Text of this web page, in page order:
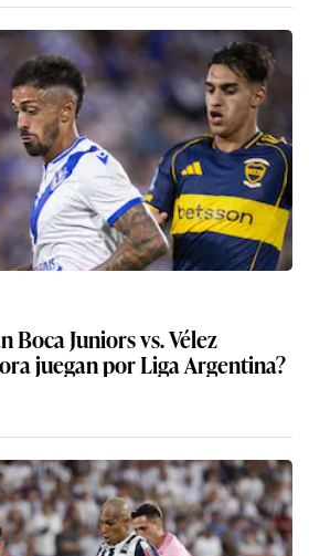
Boca Juniors vs. Vélez
juegan por Liga Argentina?